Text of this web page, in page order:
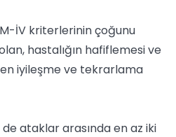
İV kriterlerinin çoğunu
hastalığın hafiflemesi ve
iyileşme ve tekrarlama
ataklar arasında en az iki